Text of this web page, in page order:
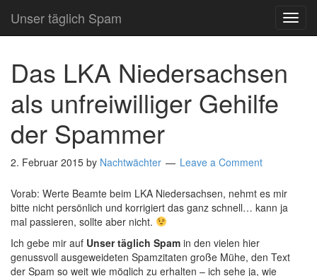
Unser täglich Spam
Das LKA Niedersachsen
als unfreiwilliger Gehilfe
der Spammer
2. Februar 2015 by Nachtwächter Leave a Comment
Vorab: Werte Beamte beim LKA Niedersachsen, nehmt es mir
bitte nicht persönlich und korrigiert das ganz schnell… kann ja
mal passieren, sollte aber nicht.
Ich gebe mir auf Unser täglich Spam in den vielen hier
genussvoll ausgeweideten Spamzitaten große Mühe, den Text
der Spam so weit wie möglich zu erhalten – ich sehe ja, wie